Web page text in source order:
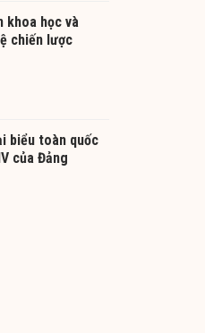
khoa học và
chiến lược
biểu toàn quốc
của Đảng